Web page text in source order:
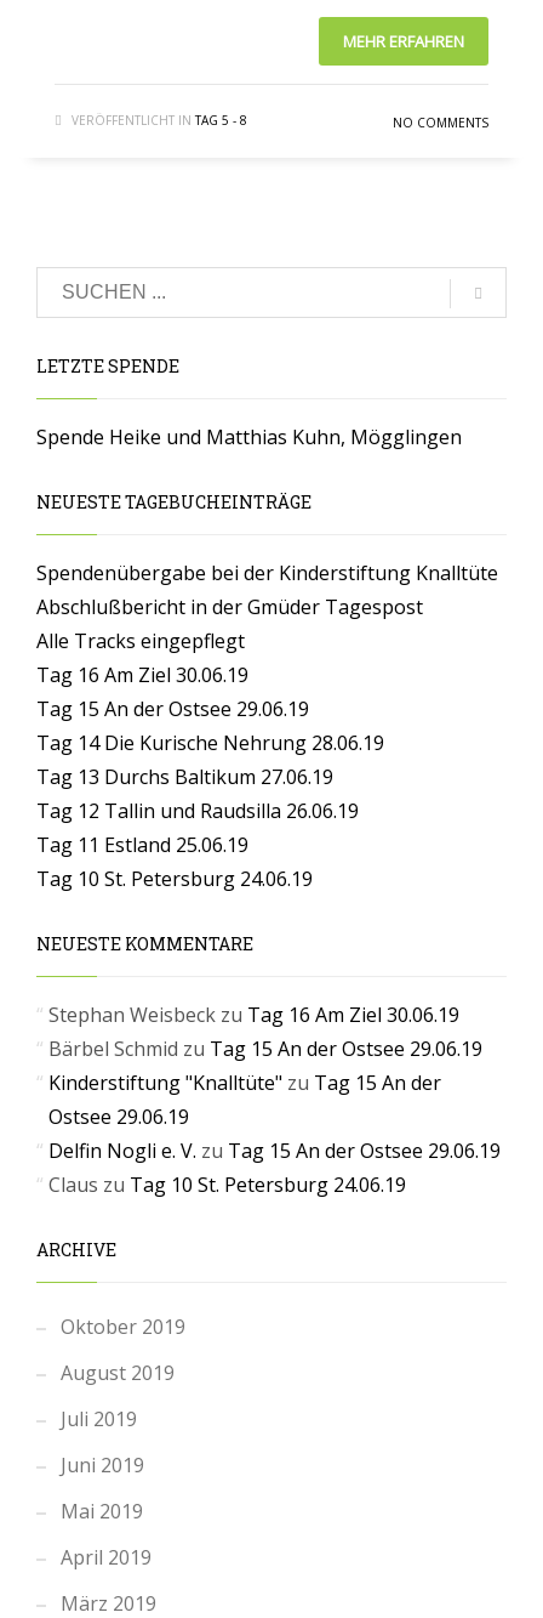
MEHR ERFAHREN
VERÖFFENTLICHT IN TAG 5 - 8 NO COMMENTS
LETZTE SPENDE
Spende Heike und Matthias Kuhn, Mögglingen
NEUESTE TAGEBUCHEINTRÄGE
Spendenübergabe bei der Kinderstiftung Knalltüte
Abschlußbericht in der Gmüder Tagespost
Alle Tracks eingepflegt
Tag 16 Am Ziel 30.06.19
Tag 15 An der Ostsee 29.06.19
Tag 14 Die Kurische Nehrung 28.06.19
Tag 13 Durchs Baltikum 27.06.19
Tag 12 Tallin und Raudsilla 26.06.19
Tag 11 Estland 25.06.19
Tag 10 St. Petersburg 24.06.19
NEUESTE KOMMENTARE
Stephan Weisbeck zu Tag 16 Am Ziel 30.06.19
Bärbel Schmid zu Tag 15 An der Ostsee 29.06.19
Kinderstiftung "Knalltüte" zu Tag 15 An der
Ostsee 29.06.19
Delfin Nogli e. V. zu Tag 15 An der Ostsee 29.06.19
Claus zu Tag 10 St. Petersburg 24.06.19
ARCHIVE
Oktober 2019
August 2019
Juli 2019
Juni 2019
Mai 2019
April 2019
März 2019